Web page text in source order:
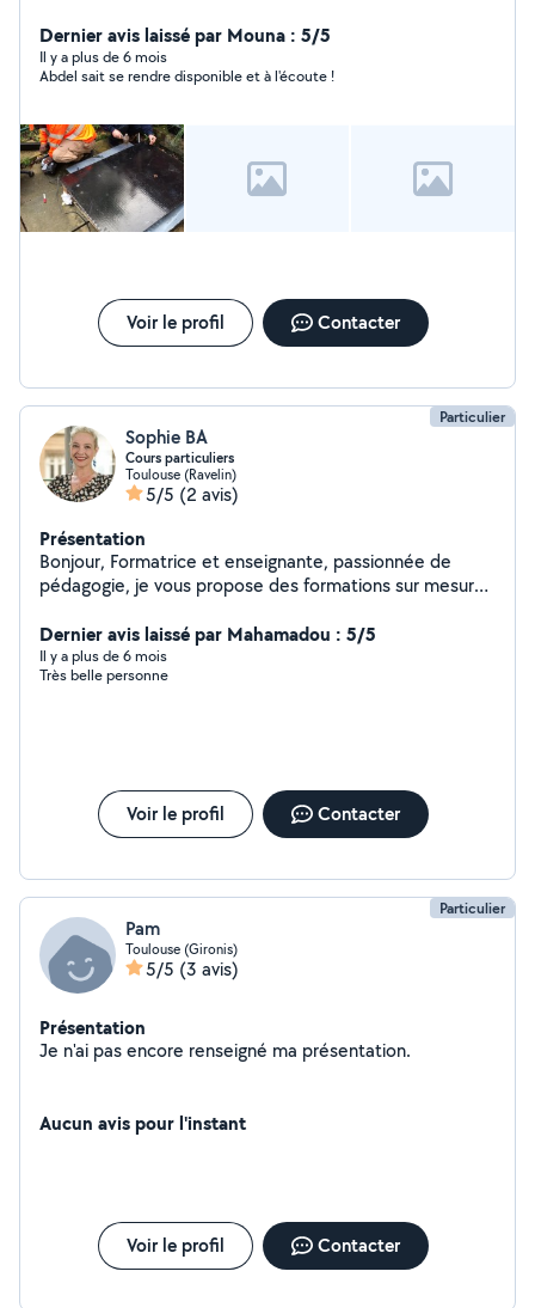
Dernier avis laissé par Mouna : 5/5
Il y a plus de 6 mois
Abdel sait se rendre disponible et à l'écoute !
Voir le profil Contacter
Particulier
Sophie BA
Cours particuliers
Toulouse (Ravelin)
5/5 (2 avis)
Présentation
Bonjour, Formatrice et enseignante, passionnée de
pédagogie, je vous propose des formations sur mesure,
besoin et à vos modes d'apprentissage. - Formations en
langues : français anglais italien, pour tous niveaux et
tous publics - Soutien scolaire - Préparation aux
Dernier avis laissé par Mahamadou : 5/5
Il y a plus de 6 mois
Très belle personne
Voir le profil Contacter
Particulier
Pam
Toulouse (Gironis)
5/5 (3 avis)
Présentation
Je n'ai pas encore renseigné ma présentation.
Aucun avis pour l'instant
Voir le profil Contacter